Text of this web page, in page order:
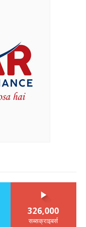
326,000
सब्सक्राइबर्स